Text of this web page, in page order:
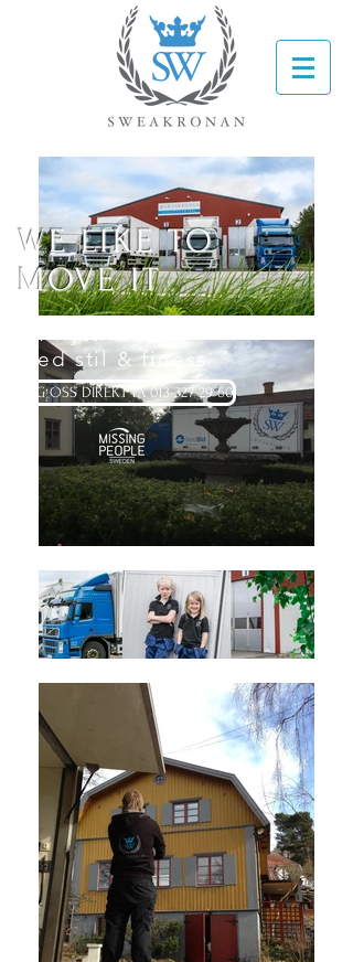
WE LIKE TO
MOVE IT
En flyttfirma
med stil &finess
RING OSS DIREKT PÅ 013-327 29 60